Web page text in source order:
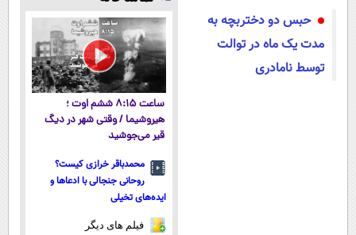
اقساطی😍
سبک و مقاوم |
پرداخت قسطی
حبس دو دختربچه به
مدت یک ماه در توالت
توسط نامادری
ساعت ۸:۱۵ ششم اوت ؛
هیروشیما / وقتی شهر در دیگ
قیر می‌جوشید
محمدباقر خرازی کیست؟
روحانی جنجالی با ادعاها و
ایده‌های تخیلی
فیلم های دیگر